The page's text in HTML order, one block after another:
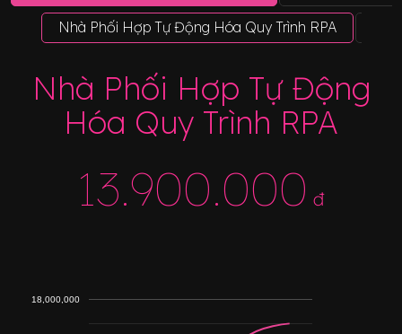
Nhà Phối Hợp Tự Động Hóa Quy Trình RPA
Nhà Phối Hợp Tự Động
Hóa Quy Trình RPA
13.900.000 đ
18,000,000